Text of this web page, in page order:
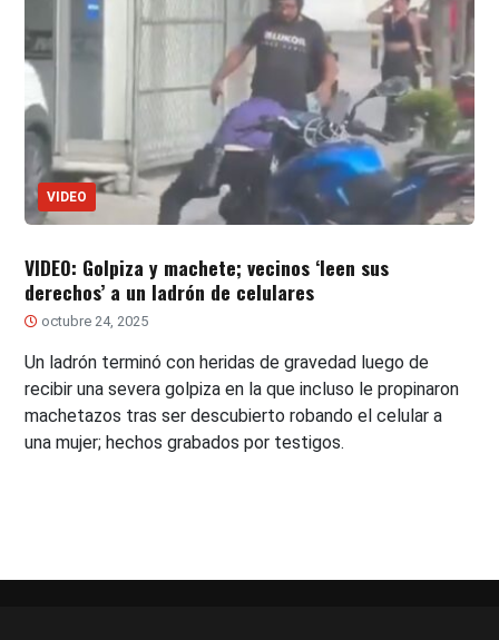
VIDEO
VIDEO: Golpiza y machete; vecinos ‘leen sus
derechos’ a un ladrón de celulares
octubre 24, 2025
Un ladrón terminó con heridas de gravedad luego de
recibir una severa golpiza en la que incluso le propinaron
machetazos tras ser descubierto robando el celular a
una mujer; hechos grabados por testigos.